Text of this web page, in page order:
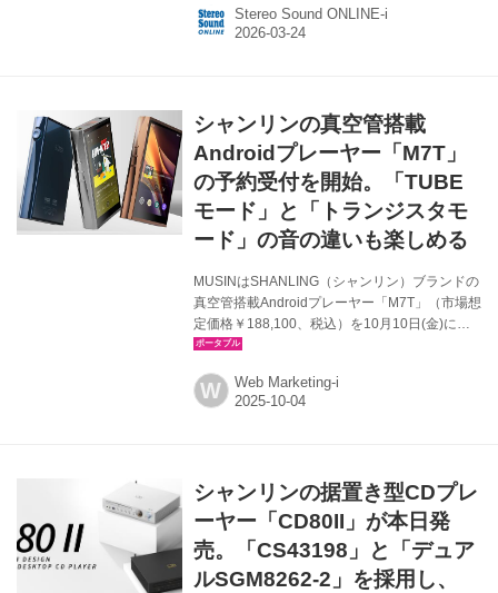
再生設計が施されたデジタルトランスポーター
とのこと。 ドライブユニットには、
ている。さらに専用アップサンプリングチップ
セット「CT7302C」を組み合わせることで、高
品位なサウンドを実現する。 出力端子は同軸デ
ジタル、A...
Stereo Sound ONLINE-i
シャンリンの真空管搭載
Androidプレーヤー「M7T」
の予約受付を開始。「TUBE
モード」と「トランジスタモ
ード」の音の違いも楽しめる
MUSINはSHANLING（シャンリン）ブランドの
真空管搭載Androidプレーヤー「M7T」（市場想
定価格￥188,100、税込）を10月10日(金)に発
売する。既に予約を受け付けており、本体カラ
最大の特長は、2種のモードを搭載し、味わいの
異なるサウンドが楽しめる点にある。アナログ
を、楽曲やシーンに合わせて切り替えること
で、パーソナライズされたリスニング体験を提
供する。各モードの切り替えは、本体設定か
ら...
W Web Marketing-i
シャンリンの据置き型CDプレ
ーヤー「CD80II」が本日発
売。「CS43198」と「デュア
ルSGM8262-2」を採用し、